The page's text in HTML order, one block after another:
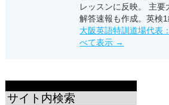
レッスンに反映。 主
解答速報も作成。英検1
大阪英語特訓道場代表
べて表示 →
サイト内検索